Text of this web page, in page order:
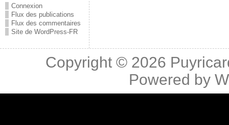
Connexion
Flux des publications
Flux des commentaires
Site de WordPress-FR
Copyright © 2026
Powered by